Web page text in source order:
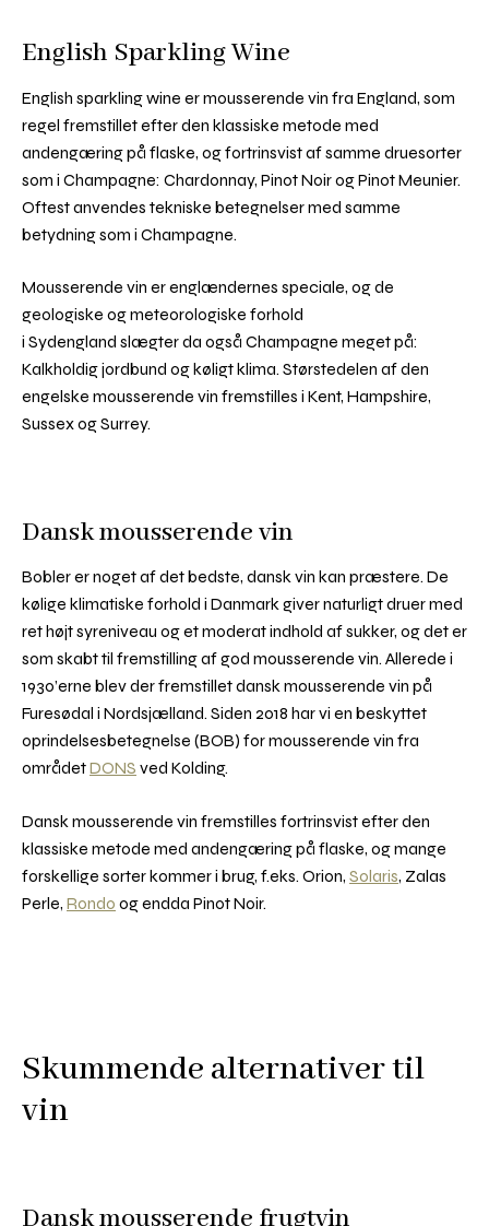
English Sparkling Wine
English sparkling wine er mousserende vin fra England, som
regel fremstillet efter den klassiske metode med
andengæring på flaske, og fortrinsvist af samme druesorter
som i Champagne: Chardonnay, Pinot Noir og Pinot Meunier.
Oftest anvendes tekniske betegnelser med samme
betydning som i Champagne.
Mousserende vin er englændernes speciale, og de
geologiske og meteorologiske forhold
i Sydengland slægter da også Champagne meget på:
Kalkholdig jordbund og køligt klima. Størstedelen af den
engelske mousserende vin fremstilles i Kent, Hampshire,
Sussex og Surrey.
Dansk mousserende vin
Bobler er noget af det bedste, dansk vin kan præstere. De
kølige klimatiske forhold i Danmark giver naturligt druer med
ret højt syreniveau og et moderat indhold af sukker, og det er
som skabt til fremstilling af god mousserende vin. Allerede i
1930’erne blev der fremstillet dansk mousserende vin på
Furesødal i Nordsjælland. Siden 2018 har vi en beskyttet
oprindelsesbetegnelse (BOB) for mousserende vin fra
områdetDONS ved Kolding.
Dansk mousserende vin fremstilles fortrinsvist efter den
klassiske metode med andengæring på flaske, og mange
forskellige sorter kommer i brug, f.eks. Orion, Solaris, Zalas
Perle, Rondo og endda Pinot Noir.
Skummende alternativer til
vin